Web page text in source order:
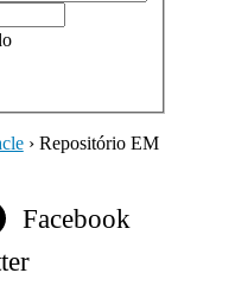
› Repositório EM
Facebook